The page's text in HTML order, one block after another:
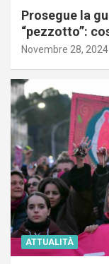
Prosegue la
“pezzotto”:
Novembre 28, 2024
ATTUALITÀ